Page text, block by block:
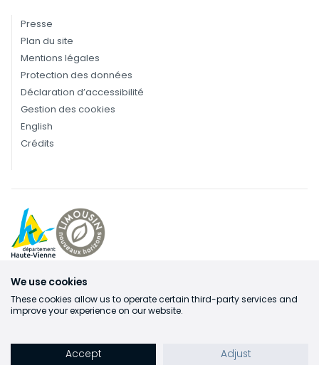
Presse
Plan du site
Mentions légales
Protection des données
Déclaration d’accessibilité
Gestion des cookies
English
Crédits
We use cookies
These cookies allow us to operate certain third-party services and
improve your experience on our website.
Accept Adjust